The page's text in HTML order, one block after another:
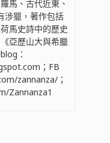
馬、古代近東、
涉獵，著作包括
馬史詩中的歷史
亞歷山大與希臘
：
；FB
zannanza/；
Zannanza1